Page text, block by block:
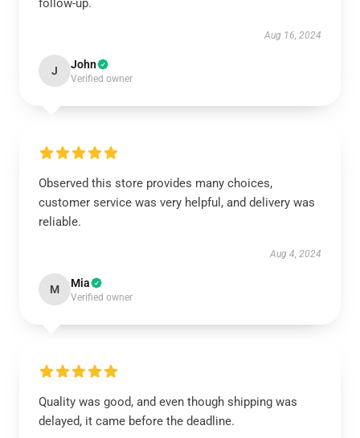
follow-up.
Aug 16, 2024
J John
Verified owner
Observed this store provides many choices,
customer service was very helpful, and delivery was
reliable.
Aug 4, 2024
M Mia
Verified owner
Quality was good, and even though shipping was
delayed, it came before the deadline.